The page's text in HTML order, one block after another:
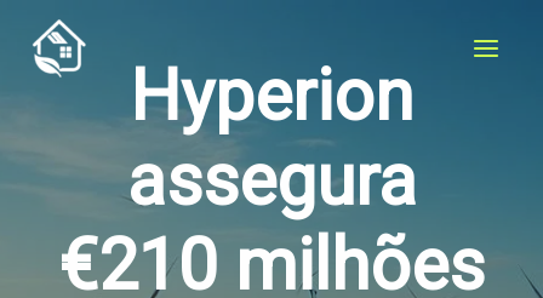
content
Hyperion
assegura
€210 milhões